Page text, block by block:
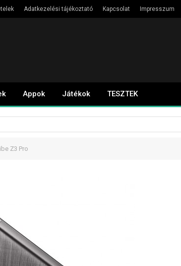
Adatkezelési tájékoztató Kapcsolat Impresszum
Appok Játékok TESZTEK
Z3 Pro